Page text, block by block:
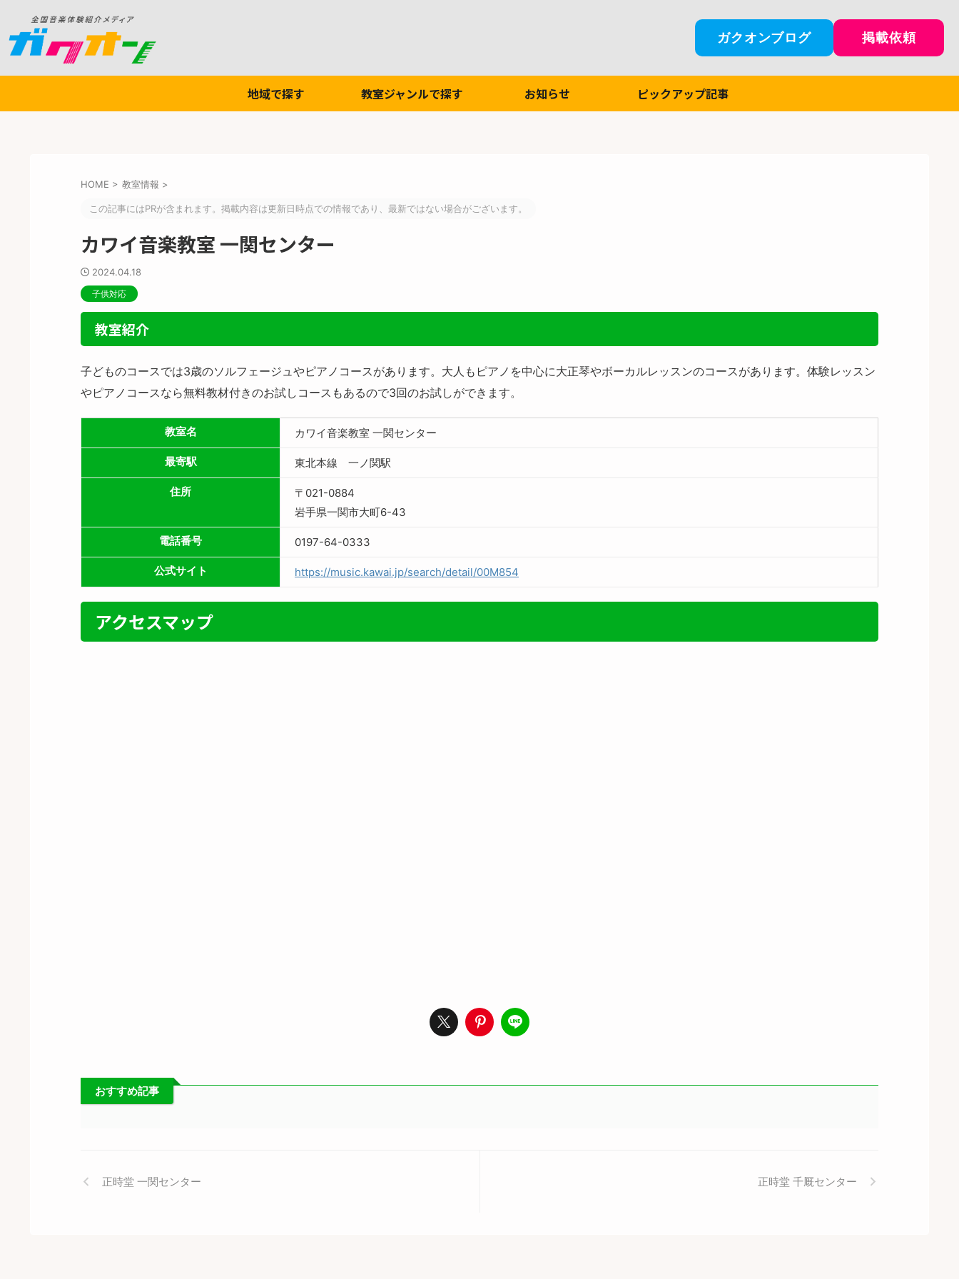
ガクオンブログ 掲載依頼
地域で探す 教室ジャンルで探す お知らせ ピックアップ記事
HOME > 教室情報 >
この記事にはPRが含まれます。掲載内容は更新日時点での情報であり、最新ではない場合がございます。
カワイ音楽教室 一関センター
2024.04.18
子供対応
教室紹介
子どものコースでは3歳のソルフェージュやピアノコースがあります。大人もピアノを中心に大正琴やボーカルレッスンのコースがあります。体験レッスン
やピアノコースなら無料教材付きのお試しコースもあるので3回のお試しができます。
教室名 カワイ音楽教室 一関センター
最寄駅 東北本線 一ノ関駅
住所
〒021-0884
岩手県一関市大町6-43
電話番号 0197-64-0333
公式サイト https://music.kawai.jp/search/detail/00M854
アクセスマップ
おすすめ記事
正時堂 一関センター 正時堂 千厩センター